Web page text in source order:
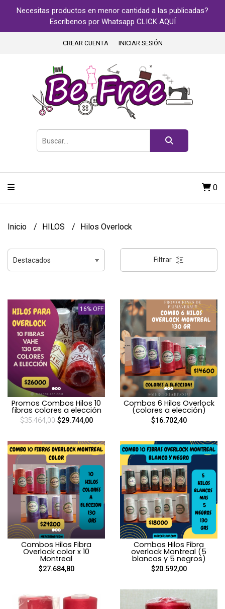
Necesitas productos en menor cantidad a las publicadas?
Escríbenos por Whatsapp CLICK AQUÍ
CREAR CUENTA INICIAR SESIÓN
0
Inicio HILOS Hilos Overlock
Filtrar
16% OFF
Promos Combos Hilos 10
fibras colores a elección
$35.464,00$29.744,00
Combos 6 Hilos Overlock
(colores a elección)
$16.702,40
Combos Hilos Fibra
Overlock color x 10
Montreal
$27.684,80
Combos Hilos Fibra
overlock Montreal (5
blancos y 5 negros)
$20.592,00